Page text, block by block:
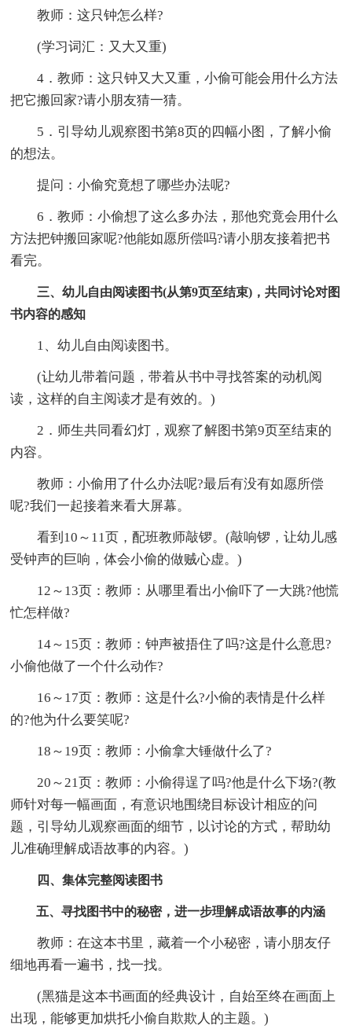
教师：这只钟怎么样?
(学习词汇：又大又重)
4．教师：这只钟又大又重，小偷可能会用什么方法
把它搬回家?请小朋友猜一猜。
5．引导幼儿观察图书第8页的四幅小图，了解小偷
的想法。
提问：小偷究竟想了哪些办法呢?
6．教师：小偷想了这么多办法，那他究竟会用什么
方法把钟搬回家呢?他能如愿所偿吗?请小朋友接着把书
看完。
三、幼儿自由阅读图书(从第9页至结束)，共同讨论对图
书内容的感知
1、幼儿自由阅读图书。
(让幼儿带着问题，带着从书中寻找答案的动机阅
读，这样的自主阅读才是有效的。)
2．师生共同看幻灯，观察了解图书第9页至结束的
内容。
教师：小偷用了什么办法呢?最后有没有如愿所偿
呢?我们一起接着来看大屏幕。
看到10～11页，配班教师敲锣。(敲响锣，让幼儿感
受钟声的巨响，体会小偷的做贼心虚。)
12～13页：教师：从哪里看出小偷吓了一大跳?他慌
忙怎样做?
14～15页：教师：钟声被捂住了吗?这是什么意思?
小偷他做了一个什么动作?
16～17页：教师：这是什么?小偷的表情是什么样
的?他为什么要笑呢?
18～19页：教师：小偷拿大锤做什么了?
20～21页：教师：小偷得逞了吗?他是什么下场?(教
师针对每一幅画面，有意识地围绕目标设计相应的问
题，引导幼儿观察画面的细节，以讨论的方式，帮助幼
儿准确理解成语故事的内容。)
四、集体完整阅读图书
五、寻找图书中的秘密，进一步理解成语故事的内涵
教师：在这本书里，藏着一个小秘密，请小朋友仔
细地再看一遍书，找一找。
(黑猫是这本书画面的经典设计，自始至终在画面上
出现，能够更加烘托小偷自欺欺人的主题。)